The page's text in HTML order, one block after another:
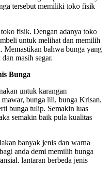
tersebut memiliki toko fisik
fisik. Dengan adanya toko
untuk melihat dan memilih
Memastikan bahwa bunga yang
masih segar.
Bunga
untuk karangan
bunga lili, bunga Krisan,
bunga tulip. Semakin luas
semakin baik pula kualitas
banyak jenis dan warna
anda demi memilih bunga
lantaran berbeda jenis